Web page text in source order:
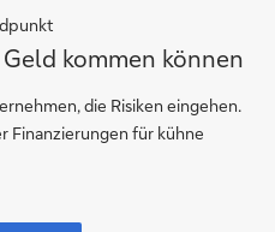
kommen können
die Risiken eingehen.
Finanzierungen für kühne